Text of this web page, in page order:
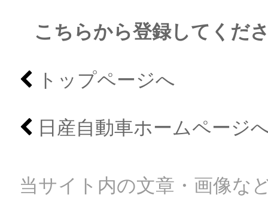
こちらから登録してくだ
トップページへ
日産自動車ホームページ
当サイト内の文章・画像な